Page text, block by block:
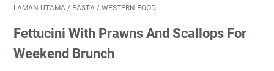
LAMAN UTAMA / PASTA / WESTERN FOOD
Fettucini With Prawns And Scallops For
Weekend Brunch